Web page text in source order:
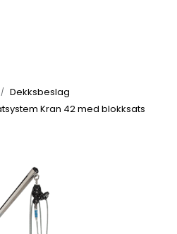
Dekksbeslag
Kran 42 med blokksats